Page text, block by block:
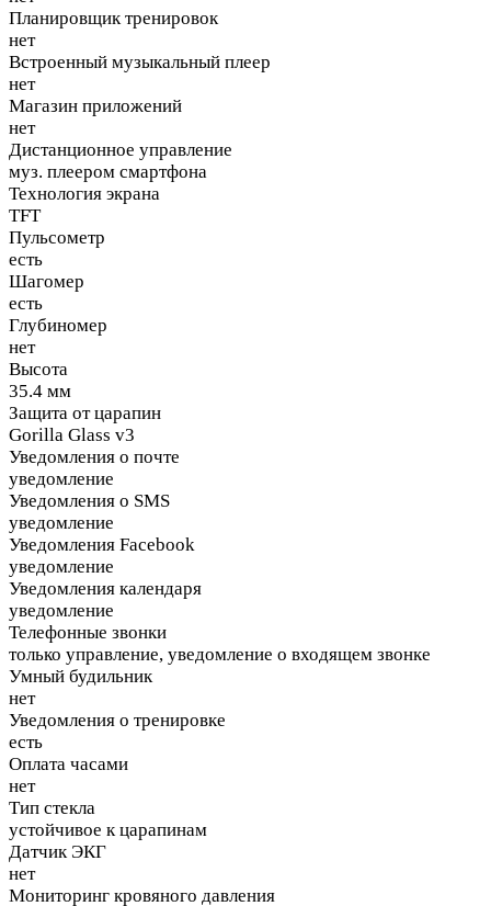
Планировщик тренировок
нет
Встроенный музыкальный плеер
нет
Магазин приложений
нет
Дистанционное управление
муз. плеером смартфона
Технология экрана
TFT
Пульсометр
есть
Шагомер
есть
Глубиномер
нет
Высота
35.4 мм
Защита от царапин
Gorilla Glass v3
Уведомления о почте
уведомление
Уведомления о SMS
уведомление
Уведомления Facebook
уведомление
Уведомления календаря
уведомление
Телефонные звонки
только управление, уведомление о входящем звонке
Умный будильник
нет
Уведомления о тренировке
есть
Оплата часами
нет
Тип стекла
устойчивое к царапинам
Датчик ЭКГ
нет
Мониторинг кровяного давления